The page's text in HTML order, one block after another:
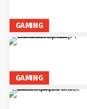
GAMING
GAMING